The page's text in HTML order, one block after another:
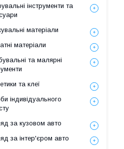
інструменти та
матеріали
матеріали
та малярні
та клеї
індивідуального
за кузовом авто
за інтер'єром авто